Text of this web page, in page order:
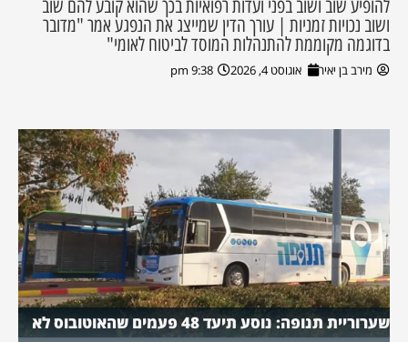
להופיע שוב ושוב בפני ועדות רפואיות בכך שהוא קובע להם שוב
ושוב נכויות זמניות | עורך הדין שמייצג את הנפגע אמר "מדובר
בדוגמה מקוממת להתנהלות המוסד לביטוח לאומי"
מירב בן יאיר אוגוסט 4, 2026 9:38 pm
שערוריית תנופה: נוסע תיעד 48 פעמים שהאוטובוס לא